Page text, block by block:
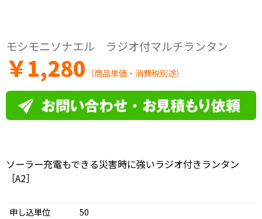
モシモニソナエル ラジオ付マルチランタン
￥1,280 （商品単価・消費税別途）
ソーラー充電もできる災害時に強いラジオ付きランタン
［A2］
申し込単位
50